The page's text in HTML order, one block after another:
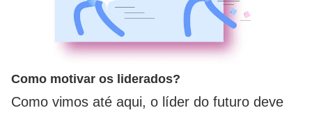
Como motivar os liderados?
Como vimos até aqui, o líder do futuro deve